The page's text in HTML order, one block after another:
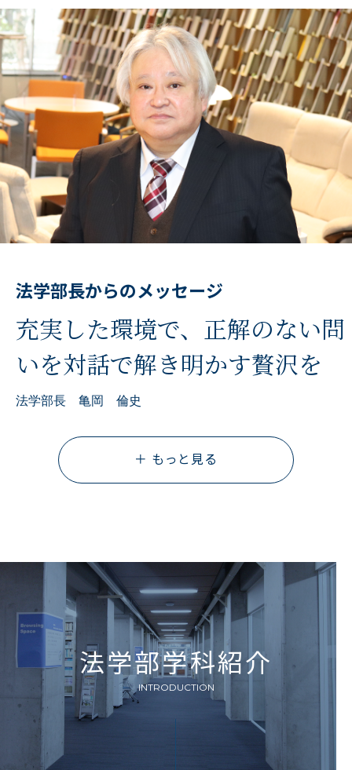
法学部長からのメッセージ
充実した環境で、正解のない問
いを対話で解き明かす贅沢を
法学部長 亀岡 倫史
法学部学科紹介
INTRODUCTION